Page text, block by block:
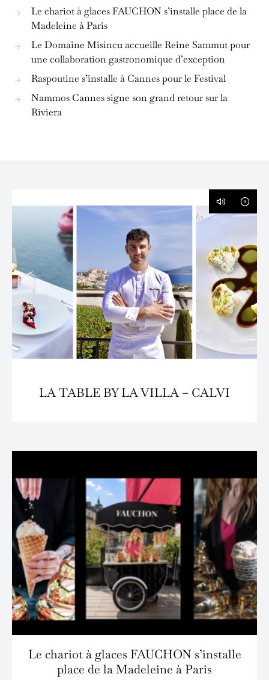
Le chariot à glaces FAUCHON s’installe place de la
Madeleine à Paris
Le Domaine Misíncu accueille Reine Sammut pour
une collaboration gastronomique d’exception
Raspoutine s’installe à Cannes pour le Festival
Nammos Cannes signe son grand retour sur la
Riviera
LA TABLE BY LA VILLA – CALVI
Le chariot à glaces FAUCHON s’installe
place de la Madeleine à Paris